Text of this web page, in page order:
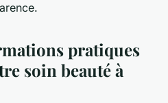
pratiques
soin beauté à